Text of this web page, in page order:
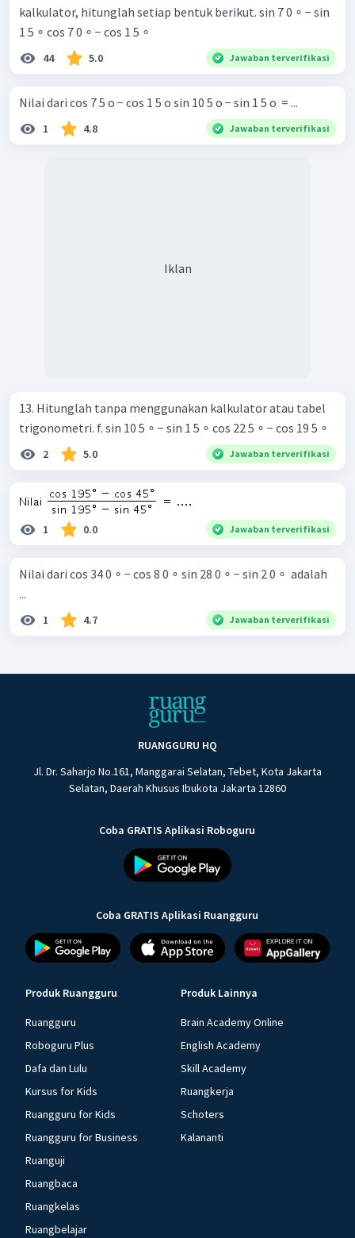
kalkulator, hitunglah setiap bentuk berikut. sin 7 0 ∘ − sin
1 5 ∘ cos 7 0 ∘ − cos 1 5 ∘ ​
44 5.0 Jawaban terverifikasi
Nilai dari cos 7 5 o − cos 1 5 o sin 10 5 o − sin 1 5 o ​ = ...
1 4.8 Jawaban terverifikasi
Iklan
13. Hitunglah tanpa menggunakan kalkulator atau tabel
trigonometri. f. sin 10 5 ∘ − sin 1 5 ∘ cos 22 5 ∘ − cos 19 5 ∘ ​
2 5.0 Jawaban terverifikasi
1 0.0 Jawaban terverifikasi
Nilai dari cos 34 0 ∘ − cos 8 0 ∘ sin 28 0 ∘ − sin 2 0 ∘ ​ adalah
...
1 4.7 Jawaban terverifikasi
RUANGGURU HQ
Jl. Dr. Saharjo No.161, Manggarai Selatan, Tebet, Kota Jakarta
Selatan, Daerah Khusus Ibukota Jakarta 12860
Coba GRATIS Aplikasi Roboguru
Coba GRATIS Aplikasi Ruangguru
Produk Ruangguru
Ruangguru
Roboguru Plus
Dafa dan Lulu
Kursus for Kids
Ruangguru for Kids
Ruangguru for Business
Ruanguji
Ruangbaca
Ruangkelas
Ruangbelajar
Produk Lainnya
Brain Academy Online
English Academy
Skill Academy
Ruangkerja
Schoters
Kalananti